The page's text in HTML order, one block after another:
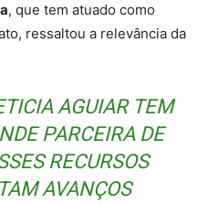
, que tem atuado como
ressaltou a relevância da
AGUIAR TEM
PARCEIRA DE
RECURSOS
AVANÇOS